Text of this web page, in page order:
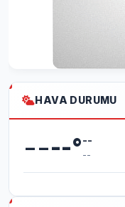
HAVA DURUMU
----°--
--